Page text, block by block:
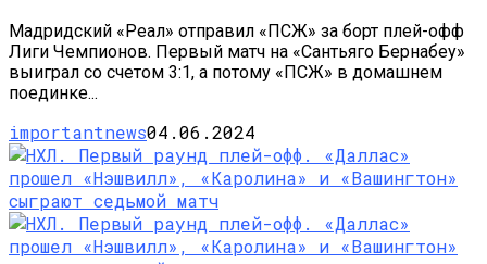
Мадридский «Реал» отправил «ПСЖ» за борт плей-офф
Лиги Чемпионов. Первый матч на «Сантьяго Бернабеу»
выиграл со счетом 3:1, а потому «ПСЖ» в домашнем
поединке...
importantnews04.06.2024